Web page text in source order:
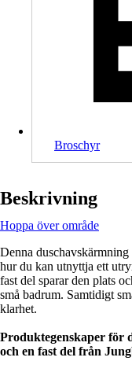
Broschyr
Beskrivning
Hoppa över område
Denna
hur du kan utnyttja ett
fast del sparar den plats
små badrum. Samtidigt
klarhet.
Produktegenskaper för
och en fast del från